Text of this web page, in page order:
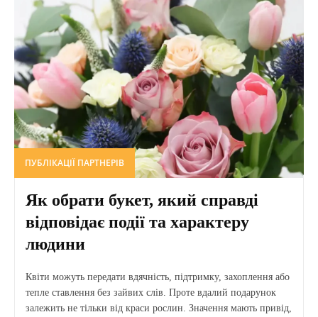
ПУБЛІКАЦІЇ ПАРТНЕРІВ
Як обрати букет, який справді
відповідає події та характеру
людини
Квіти можуть передати вдячність, підтримку, захоплення або
тепле ставлення без зайвих слів. Проте вдалий подарунок
залежить не тільки від краси рослин. Значення мають привід,